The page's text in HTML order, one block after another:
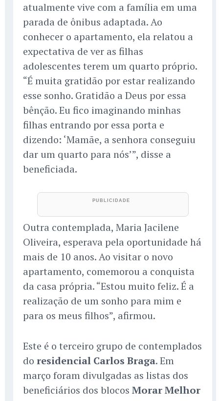
atualmente vive com a família em uma
parada de ônibus adaptada. Ao
conhecer o apartamento, ela relatou a
expectativa de ver as filhas
adolescentes terem um quarto próprio.
“É muita gratidão por estar realizando
esse sonho. Gratidão a Deus por essa
bênção. Eu fico imaginando minhas
filhas entrando por essa porta e
dizendo: ‘Mamãe, a senhora conseguiu
dar um quarto para nós’”, disse a
beneficiada.
Outra contemplada, Maria Jacilene
Oliveira, esperava pela oportunidade há
mais de 10 anos. Ao visitar o novo
apartamento, comemorou a conquista
da casa própria. “Estou muito feliz. É a
realização de um sonho para mim e
para os meus filhos”, afirmou.
Este é o terceiro grupo de contemplados
do residencial Carlos Braga. Em
março foram divulgadas as listas dos
beneficiários dos blocos Morar Melhor